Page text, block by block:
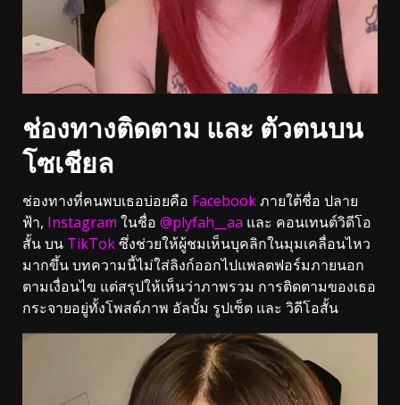
ช่องทางติดตาม และ ตัวตนบน
โซเชียล
ช่องทางที่คนพบเธอบ่อยคือ Facebookภายใต้ชื่อ ปลาย
ฟ้า, Instagram ในชื่อ @plyfah__aa และ คอนเทนต์วิดีโอ
สั้น บน TikTokซึ่งช่วยให้ผู้ชมเห็นบุคลิกในมุมเคลื่อนไหว
มากขึ้น บทความนี้ไม่ใส่ลิงก์ออกไปแพลตฟอร์มภายนอก
ตามเงื่อนไข แต่สรุปให้เห็นว่าภาพรวม การติดตามของเธอ
กระจายอยู่ทั้งโพสต์ภาพ อัลบั้ม รูปเซ็ต และ วิดีโอสั้น